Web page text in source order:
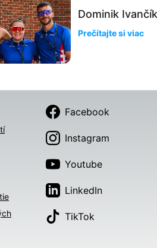
Dominik
Prečítajte si viac
Facebook
Instagram
Youtube
LinkedIn
TikTok